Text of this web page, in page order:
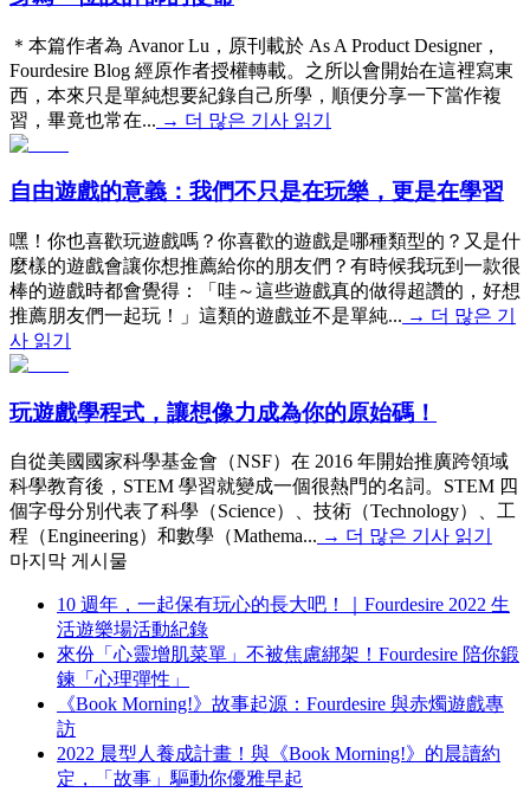
＊本篇作者為 Avanor Lu，原刊載於 As A Product Designer，
Fourdesire Blog 經原作者授權轉載。之所以會開始在這裡寫東
西，本來只是單純想要紀錄自己所學，順便分享一下當作複
習，畢竟也常在... → 더 많은 기사 읽기
自由遊戲的意義：我們不只是在玩樂，更是在學習
嘿！你也喜歡玩遊戲嗎？你喜歡的遊戲是哪種類型的？又是什
麼樣的遊戲會讓你想推薦給你的朋友們？有時候我玩到一款很
棒的遊戲時都會覺得：「哇～這些遊戲真的做得超讚的，好想
推薦朋友們一起玩！」這類的遊戲並不是單純... → 더 많은 기
사 읽기
玩遊戲學程式，讓想像力成為你的原始碼！
自從美國國家科學基金會（NSF）在 2016 年開始推廣跨領域
科學教育後，STEM 學習就變成一個很熱門的名詞。STEM 四
個字母分別代表了科學（Science）、技術（Technology）、工
程（Engineering）和數學（Mathema... → 더 많은 기사 읽기
마지막 게시물
10 週年，一起保有玩心的長大吧！｜Fourdesire 2022 生
活遊樂場活動紀錄
來份「心靈增肌菜單」不被焦慮綁架！Fourdesire 陪你鍛
鍊「心理彈性」
《Book Morning!》故事起源：Fourdesire 與赤燭遊戲專
訪
2022 晨型人養成計畫！與《Book Morning!》的晨讀約
定，「故事」驅動你優雅早起